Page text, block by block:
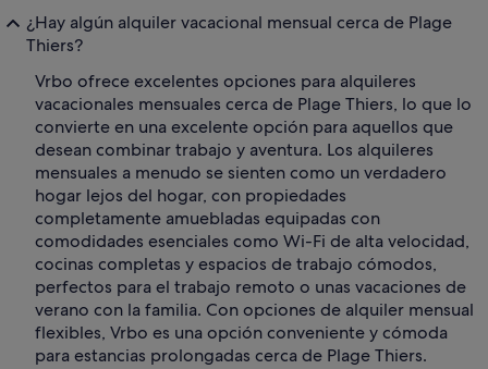
¿Hay algún alquiler vacacional mensual cerca de Plage
Thiers?
Vrbo ofrece excelentes opciones para alquileres
vacacionales mensuales cerca de Plage Thiers, lo que lo
convierte en una excelente opción para aquellos que
desean combinar trabajo y aventura. Los alquileres
mensuales a menudo se sienten como un verdadero
hogar lejos del hogar, con propiedades
completamente amuebladas equipadas con
comodidades esenciales como Wi-Fi de alta velocidad,
cocinas completas y espacios de trabajo cómodos,
perfectos para el trabajo remoto o unas vacaciones de
verano con la familia. Con opciones de alquiler mensual
flexibles, Vrbo es una opción conveniente y cómoda
para estancias prolongadas cerca de Plage Thiers.